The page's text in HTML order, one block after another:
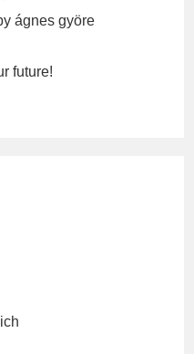
ágnes györe
future!